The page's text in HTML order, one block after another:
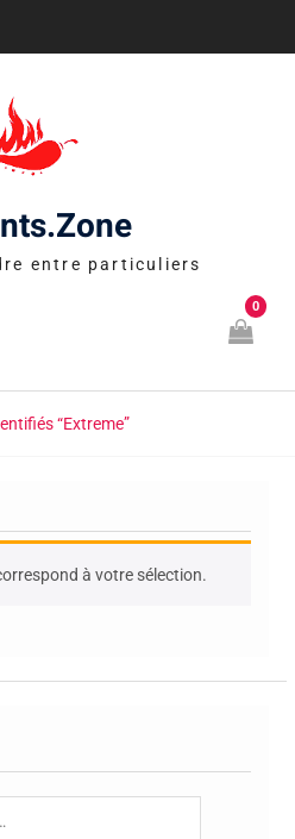
entre particuliers
0
“Extreme”
à votre sélection.